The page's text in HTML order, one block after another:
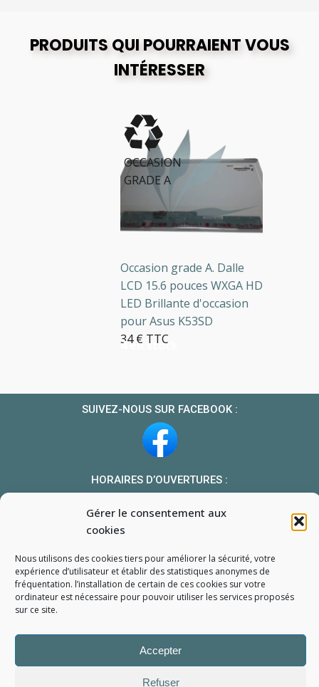
Gérer le consentement aux
cookies
Nous utilisons des cookies tiers pour améliorer la sécurité, votre
expérience d’utilisateur et établir des statistiques anonymes de
fréquentation. l’installation de certain de ces cookies sur votre
ordinateur est nécessaire pour pouvoir utiliser les services proposés
sur ce site.
Accepter
Refuser
PRODUITS QUI POURRAIENT VOUS
INTÉRESSER
OCCASION
GRADE A
4 en stock
Occasion grade A. Dalle
LCD 15.6 pouces WXGA HD
LED Brillante d'occasion
pour Asus K53SD
34 € TTC
SUIVEZ-NOUS SUR FACEBOOK :
HORAIRES D’OUVERTURES :
Le samedi : 10h-13h 14h-18h
Mon compte
Formulaire de demande de pièce